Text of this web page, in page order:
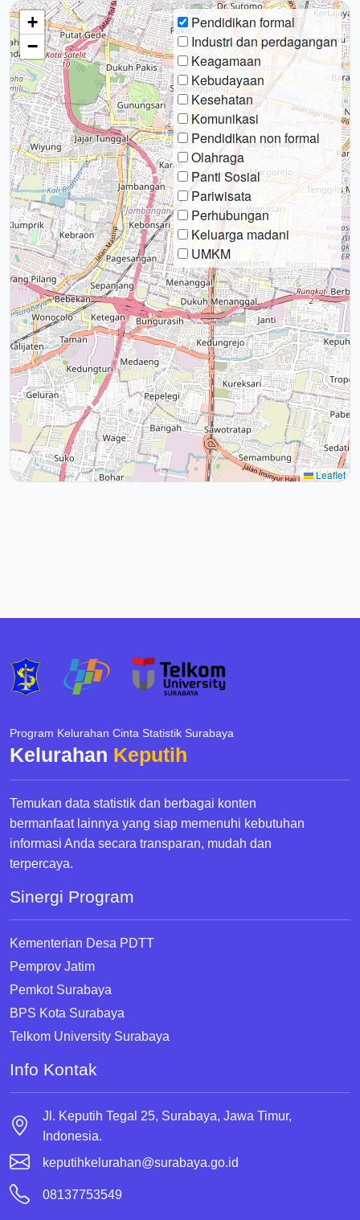
Pendidikan formal
Industri dan perdagangan
Keagamaan
Kebudayaan
Kesehatan
Komunikasi
Pendidikan non formal
Olahraga
Panti Sosial
Pariwisata
Perhubungan
Keluarga madani
UMKM
+
−
Leaflet
Program Kelurahan Cinta Statistik Surabaya
Kelurahan Keputih
Temukan data statistik dan berbagai konten
bermanfaat lainnya yang siap memenuhi kebutuhan
informasi Anda secara transparan, mudah dan
terpercaya.
Sinergi Program
Kementerian Desa PDTT
Pemprov Jatim
Pemkot Surabaya
BPS Kota Surabaya
Telkom University Surabaya
Info Kontak
Jl. Keputih Tegal 25, Surabaya, Jawa Timur,
Indonesia.
keputihkelurahan@surabaya.go.id
08137753549